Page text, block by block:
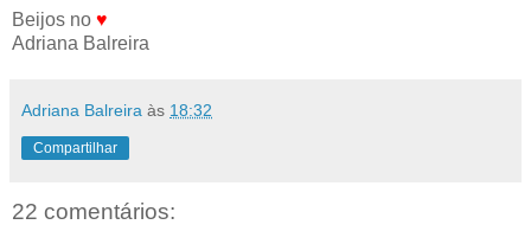
Beijos no ♥
Adriana Balreira
Adriana Balreira às 18:32
Compartilhar
22 comentários: